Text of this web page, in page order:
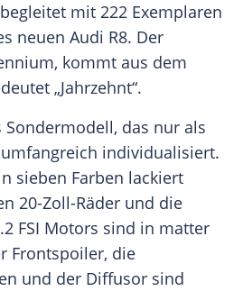
begleitet mit 222 Exemplaren
neuen Audi R8. Der
kommt aus dem
„Jahrzehnt“.
Sondermodell, das nur als
individualisiert.
sieben Farben lackiert
20-Zoll-Räder und die
FSI Motors sind in matter
Frontspoiler, die
und der Diffusor sind